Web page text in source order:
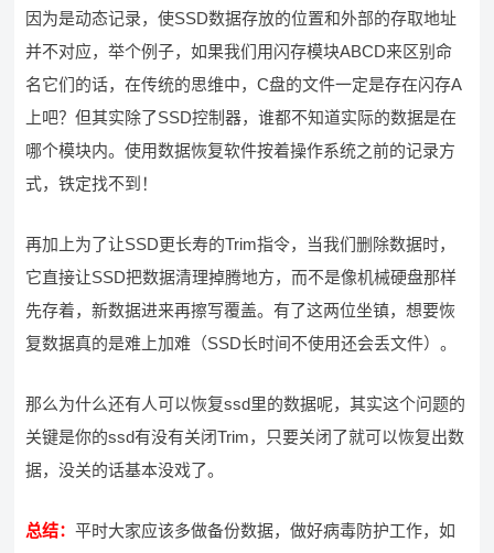
因为是动态记录，使SSD数据存放的位置和外部的存取地址
并不对应，举个例子，如果我们用闪存模块ABCD来区别命
名它们的话，在传统的思维中，C盘的文件一定是存在闪存A
上吧？但其实除了SSD控制器，谁都不知道实际的数据是在
哪个模块内。使用数据恢复软件按着操作系统之前的记录方
式，铁定找不到！
再加上为了让SSD更长寿的Trim指令，当我们删除数据时，
它直接让SSD把数据清理掉腾地方，而不是像机械硬盘那样
先存着，新数据进来再擦写覆盖。有了这两位坐镇，想要恢
复数据真的是难上加难（SSD长时间不使用还会丢文件）。
那么为什么还有人可以恢复ssd里的数据呢，其实这个问题的
关键是你的ssd有没有关闭Trim，只要关闭了就可以恢复出数
据，没关的话基本没戏了。
总结：平时大家应该多做备份数据，做好病毒防护工作，如